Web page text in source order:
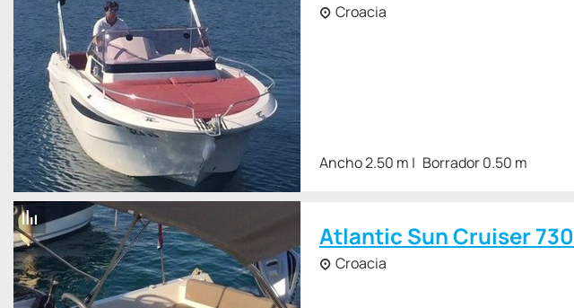
Croacia
Ancho 2.50 m Borrador 0.50 m
Atlantic Sun Cruiser 730
Croacia